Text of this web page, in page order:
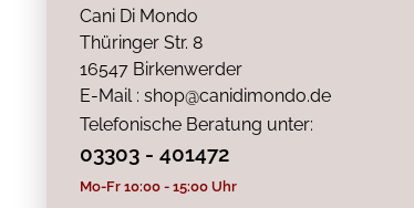
Cani Di Mondo
Thüringer Str. 8
16547 Birkenwerder
E-Mail : shop@canidimondo.de
Telefonische Beratung unter:
03303 - 401472
Mo-Fr 10:00 - 15:00 Uhr